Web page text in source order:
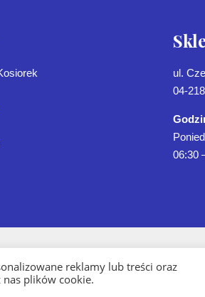
ul.
04-
06:30
reklamy lub treści oraz
nas plików cookie.